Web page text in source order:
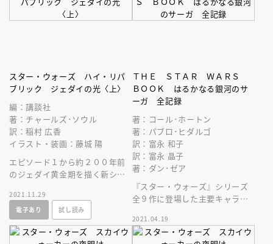
スター・ウォーズ ハイ・リパ
ブリック ジェダイの光〈上〉
編：講談社
著：チャールズ･ソウル
訳：稲村 広香
イラスト・装画：藤城 陽
エピソード１から約２００年前
のジェダイ黄金期を描く新シリ
2021.11.29
電子あり
試し読み
ＴＨＥ ＳＴＡＲ ＷＡＲＳ
ＢＯＯＫ はるかなる銀河のサ
ーガ 全記録
著：コール･ホートン
著：パブロ･ヒダルゴ
訳：富永 和子
訳：富永 晶子
著：ダン･ゼア
『スター・ウォーズ』シリーズ
全９作に登場した主要キャラク
ド、テクノロジーなどを完全網
羅した大事典。
2021.04.19